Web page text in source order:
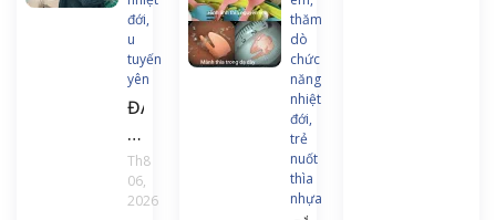
đới,
u
tuyến
yên
ĐAU
ĐẦU
KÉO
DÀI,
NGƯỜI
Th8
06,
2026
thăm
dò
chức
năng
nhiệt
đới,
trẻ
nuốt
thìa
nhựa